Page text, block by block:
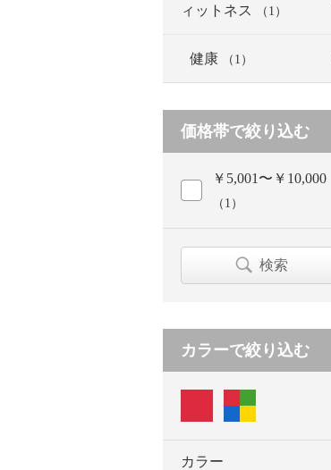
ィットネス
（1）
健康 （1）
価格帯で絞り込む
￥5,001〜￥10,000
（1）
検索
カラーで絞り込む
カラー